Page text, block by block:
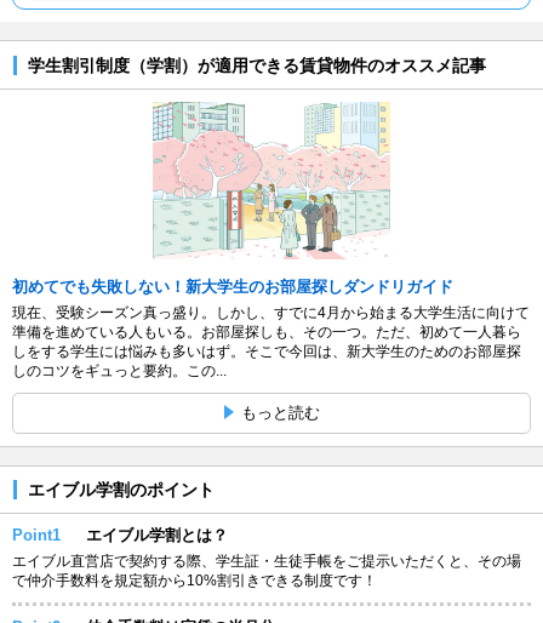
学生割引制度（学割）が適用できる賃貸物件のオススメ記事
初めてでも失敗しない！新大学生のお部屋探しダンドリガイド
現在、受験シーズン真っ盛り。しかし、すでに4月から始まる大学生活に向けて
準備を進めている人もいる。お部屋探しも、その一つ。ただ、初めて一人暮ら
しをする学生には悩みも多いはず。そこで今回は、新大学生のためのお部屋探
しのコツをギュっと要約。この...
もっと読む
エイブル学割のポイント
Point1 エイブル学割とは？
エイブル直営店で契約する際、学生証・生徒手帳をご提示いただくと、その場
で仲介手数料を規定額から10%割引きできる制度です！